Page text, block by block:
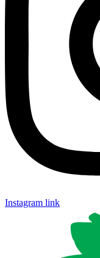
Instagram link